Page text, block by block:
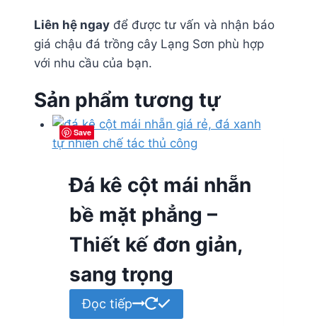
Liên hệ ngay để được tư vấn và nhận báo
giá chậu đá trồng cây Lạng Sơn phù hợp
với nhu cầu của bạn.
Sản phẩm tương tự
Save
Đá kê cột mái nhẵn
bề mặt phẳng –
Thiết kế đơn giản,
sang trọng
Đọc tiếp
Save
Save
Save